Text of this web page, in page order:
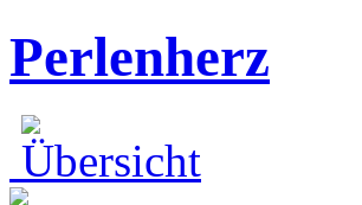
Perlenherz